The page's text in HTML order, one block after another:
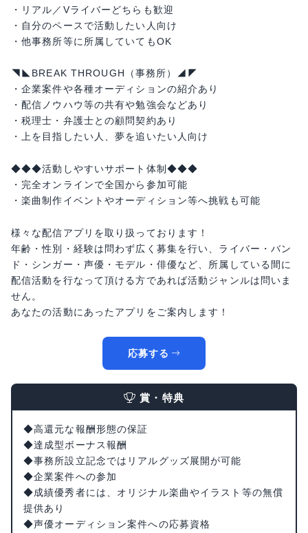
・リアル／Vライバーどちらも歓迎
・自分のペースで活動したい人向け
・他事務所等に所属していてもOK
◥◣BREAK THROUGH（事務所）◢◤
・企業案件や各種オーディションの紹介あり
・配信ノウハウ等の共有や勉強会などあり
・税理士・弁護士との顧問契約あり
・上を目指したい人、夢を追いたい人向け
◆◆◆活動しやすいサポート体制◆◆◆
・完全オンラインで全国から参加可能
・楽曲制作イベントやオーディション等へ挑戦も可能
様々な配信アプリを取り扱っております！
年齢・性別・経験は問わず広く募集を行い、ライバー・バン
ド・シンガー・声優・モデル・俳優など、所属している間に
配信活動を行なって頂ける方であれば活動ジャンルは問いま
せん。
あなたの活動にあったアプリをご案内します！
応募する
賞・特典
◆高還元な報酬形態の保証
◆達成型ボーナス報酬
◆事務所設立記念ではリアルグッズ展開が可能
◆企業案件への参加
◆成績優秀者には、オリジナル楽曲やイラスト等の無償
提供あり
◆声優オーディション案件への応募資格